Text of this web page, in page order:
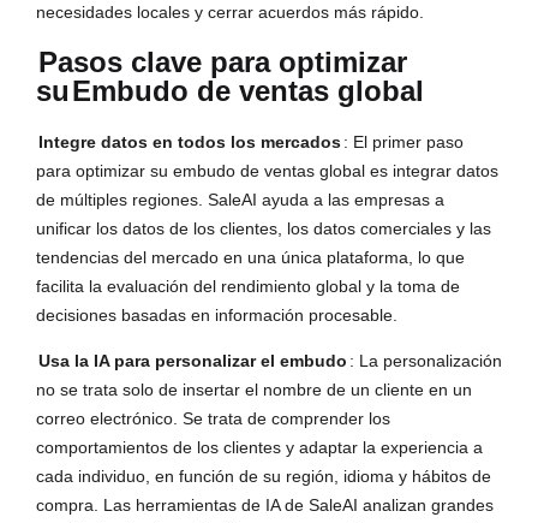
necesidades locales y cerrar acuerdos más rápido.
Pasos clave para optimizar
suEmbudo de ventas global
Integre datos en todos los mercados: El primer paso
para optimizar su embudo de ventas global es integrar datos
de múltiples regiones. SaleAI ayuda a las empresas a
unificar los datos de los clientes, los datos comerciales y las
tendencias del mercado en una única plataforma, lo que
facilita la evaluación del rendimiento global y la toma de
decisiones basadas en información procesable.
Usa la IA para personalizar el embudo : La personalización
no se trata solo de insertar el nombre de un cliente en un
correo electrónico. Se trata de comprender los
comportamientos de los clientes y adaptar la experiencia a
cada individuo, en función de su región, idioma y hábitos de
compra. Las herramientas de IA de SaleAI analizan grandes